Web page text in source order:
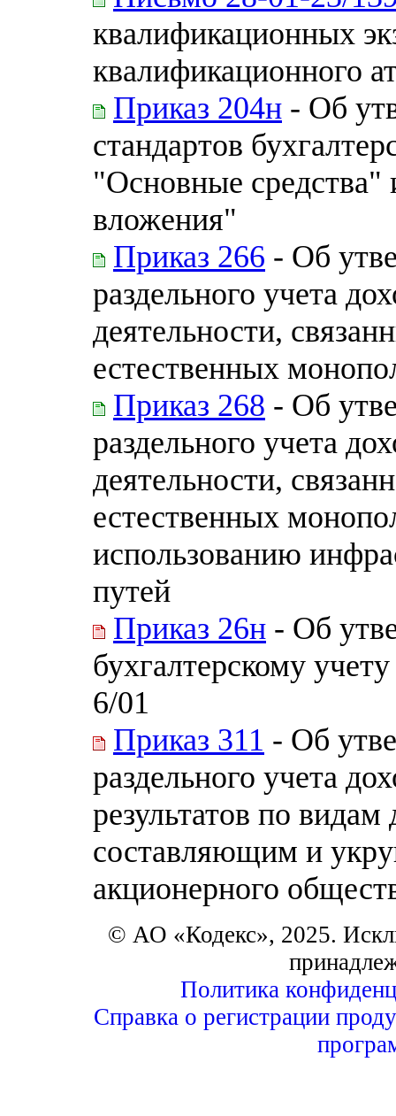
квалификационных
квалификационного
Приказ 204н - Об
стандартов
"Основные
вложения"
Приказ 266 - Об
раздельного учета
деятельности,
естественных
Приказ 268 - Об
раздельного учета
деятельности,
естественных
использованию
путей
Приказ 26н - Об
бухгалтерскому
6/01
Приказ 311 - Об
раздельного учета
результатов по
составляющим и
акционерного
© АО «Кодекс», 2025.
Политика
Справка о регистрации